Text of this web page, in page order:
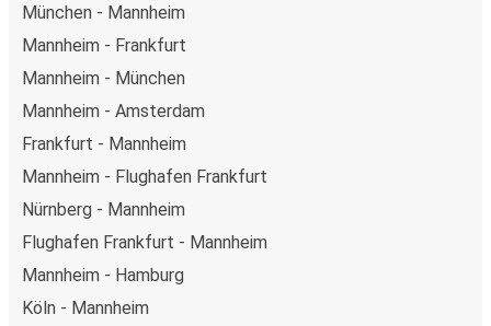
München - Mannheim
Mannheim - Frankfurt
Mannheim - München
Mannheim - Amsterdam
Frankfurt - Mannheim
Mannheim - Flughafen Frankfurt
Nürnberg - Mannheim
Flughafen Frankfurt - Mannheim
Mannheim - Hamburg
Köln - Mannheim